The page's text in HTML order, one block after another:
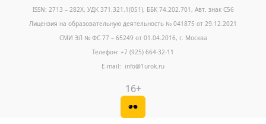
ISSN: 2713 – 282X, УДК 371.321.1(051), ББК 74.202.701, Авт. знак С56
Лицензия на образовательную деятельность № 041875 от 29.12.2021
СМИ ЭЛ № ФС 77 – 65249 от 01.04.2016, г. Москва
Телефон: +7 (925) 664-32-11
E-mail: info@1urok.ru
16+